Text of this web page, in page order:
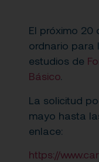
El próximo
ordnario para
estudios de
Básico.
La solicitud
mayo hasta
enlace:
https://